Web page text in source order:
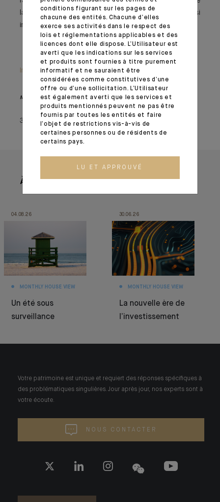
la volatilité devrait offrir des points d’entrée quasi
introuvables en 2021.
Information importante
Monthly House View, paru le 21/01/2022 – Extrait de l'Editorial
31 janvier 2022
À lire aussi
04.08.26
MONTHLY HOUSE VIEW
Un été sous
surveillance
30.06.26
MONTHLY HOUSE VIEW
La nouvelle ère de
l’investissement
Votre patrimoine est unique et requiert des réponses spécifiques à
des problématiques singulières. Jour après jour, nos experts sont à
votre écoute.
NOUS CONTACTER
conditions figurant sur les pages de
chacune des entités. Chacune d’elles
exerce ses activités dans le respect des
lois et réglementations applicables et des
licences dont elle dispose. L’Utilisateur est
averti que les indications sur les services
et produits sont fournies à titre purement
informatif et ne sauraient être
considérées comme constitutives d’une
offre ou d’une sollicitation. L’Utilisateur
est également averti que les services et
produits mentionnés peuvent ne pas être
fournis par toutes les entités et faire
l’objet de restrictions vis-à-vis de
certaines personnes ou de résidents de
certains pays.
LU ET APPROUVÉ